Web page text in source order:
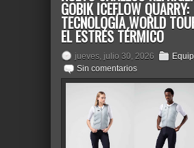
GOBIK ICEFLOW QUARRY:
TECNOLOGÍA WORLD
EL ESTRÉS TÉRMICO
jueves, julio 30, 2026
Sin comentarios